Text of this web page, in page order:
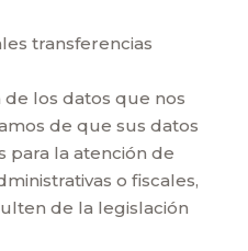
transferencias
de los datos que nos
de que sus datos
para la atención de
o fiscales,
de la legislación